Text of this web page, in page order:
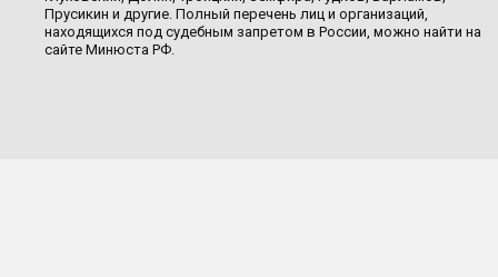
Прусикин и другие. Полный перечень лиц и организаций,
находящихся под судебным запретом в России, можно найти на
сайте Минюста РФ.